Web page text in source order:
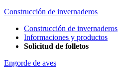
Construcción de invernaderos
Construcción de invernaderos
Informaciones y productos
Solicitud de folletos
Engorde de aves